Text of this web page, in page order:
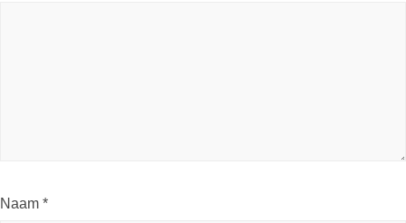
Naam *